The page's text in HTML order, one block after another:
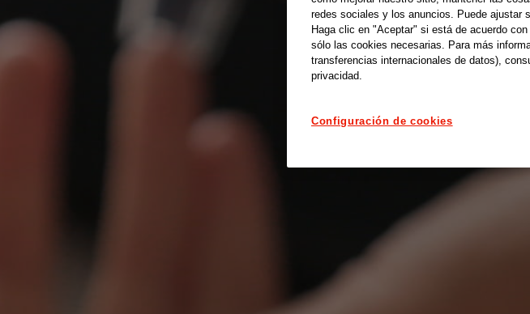
redes sociales y los anuncios. Puede ajustar
Haga clic en "Aceptar" si está de acuerdo
sólo las cookies necesarias. Para más
transferencias internacionales de datos),
privacidad.
Configuración de cookies